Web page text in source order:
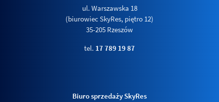
ul. Warszawska 18
(biurowiec SkyRes, piętro 12)
35-205 Rzeszów
tel. 17 789 19 87
Biuro sprzedaży SkyRes